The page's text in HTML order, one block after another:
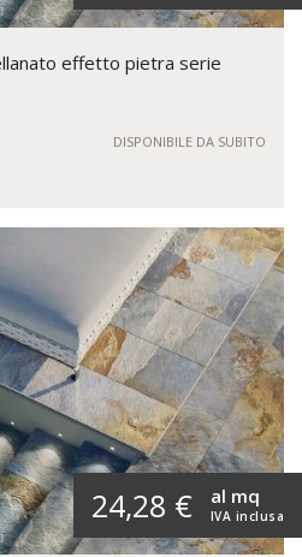
effetto pietra serie
DISPONIBILE DA SUBITO
24,28 € IVA inclusa
al mq